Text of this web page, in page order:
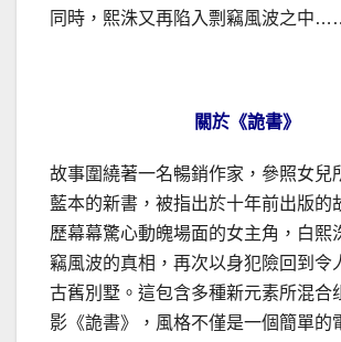
同時，熙洙又再陷入剽竊風波之中
關於《詭書》
故事圍繞著一名暢銷作家，參照女兒
藍本的新書，被指出於十年前出版的
歷幕幕驚心動魄場面的女主角，白熙
竊風波的真相，再次以身犯險回到令
古舊別墅。這包含多種新元素所混合
影《詭書》，風格不僅是一個簡單的